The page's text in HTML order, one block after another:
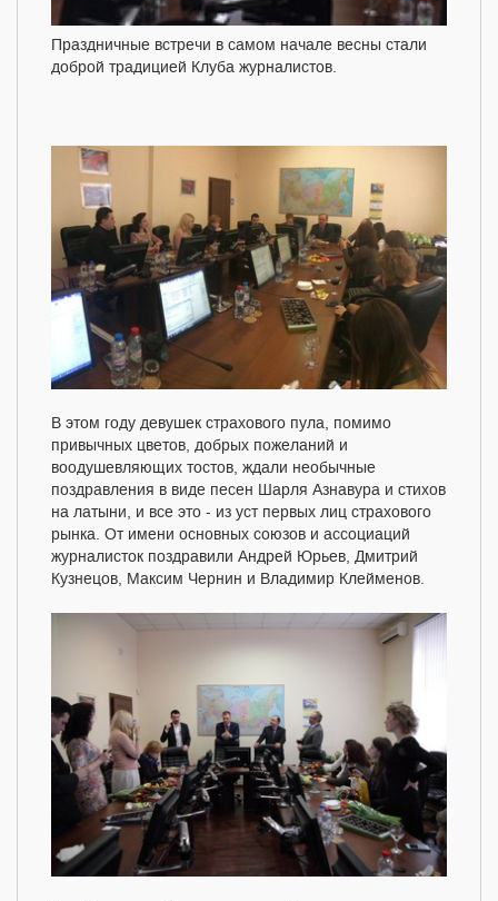
Праздничные встречи в самом начале весны стали
доброй традицией Клуба журналистов.
В этом году девушек страхового пула, помимо
привычных цветов, добрых пожеланий и
воодушевляющих тостов, ждали необычные
поздравления в виде песен Шарля Азнавура и стихов
на латыни, и все это - из уст первых лиц страхового
рынка. От имени основных союзов и ассоциаций
журналисток поздравили Андрей Юрьев, Дмитрий
Кузнецов, Максим Чернин и Владимир Клейменов.